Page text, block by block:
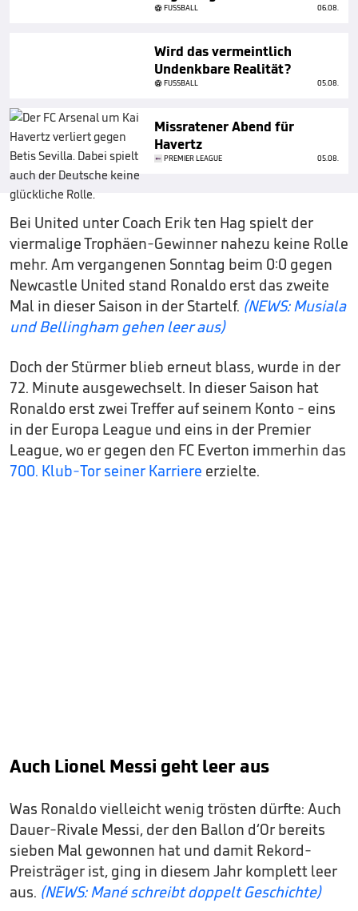
FUSSBALL 06.08.
Wird das vermeintlich
Undenkbare Realität?
FUSSBALL 05.08.
Missratener Abend für
Havertz
PREMIER LEAGUE 05.08.
Bei United unter Coach Erik ten Hag spielt der
viermalige Trophäen-Gewinner nahezu keine Rolle
mehr. Am vergangenen Sonntag beim 0:0 gegen
Newcastle United stand Ronaldo erst das zweite
Mal in dieser Saison in der Startelf. (NEWS: Musiala
und Bellingham gehen leer aus)
Doch der Stürmer blieb erneut blass, wurde in der
72. Minute ausgewechselt. In dieser Saison hat
Ronaldo erst zwei Treffer auf seinem Konto - eins
in der Europa League und eins in der Premier
League, wo er gegen den FC Everton immerhin das
700. Klub-Tor seiner Karriere erzielte.
Auch Lionel Messi geht leer aus
Was Ronaldo vielleicht wenig trösten dürfte: Auch
Dauer-Rivale Messi, der den Ballon d‘Or bereits
sieben Mal gewonnen hat und damit Rekord-
Preisträger ist, ging in diesem Jahr komplett leer
aus. (NEWS: Mané schreibt doppelt Geschichte)